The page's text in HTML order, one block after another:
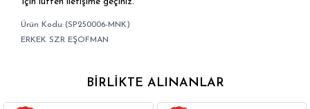
(SP250006-MNK)
ERKEK SZR EŞOFMAN
BIRLIKTE ALINANLAR